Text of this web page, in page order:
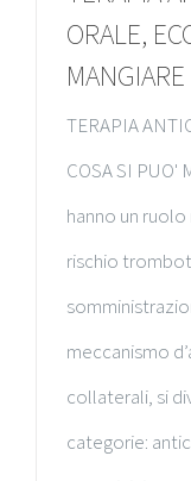
ORALE,
MANGIARE
TERAPIA
COSA SI PUO'
hanno un
rischio
meccanismo
collaterali, si
categorie: